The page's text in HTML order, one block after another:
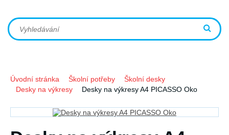
Úvodní stránka Školní potřeby
Školní desky
Desky na výkresy
Desky na výkresy A4 PICASSO Oko